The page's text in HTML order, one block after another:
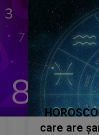
care are